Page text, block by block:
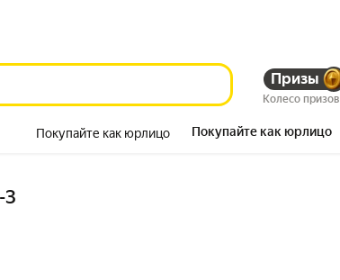
Призы
Колесо призов
Покупайте как юрлицо Покупайте как юрлицо
3